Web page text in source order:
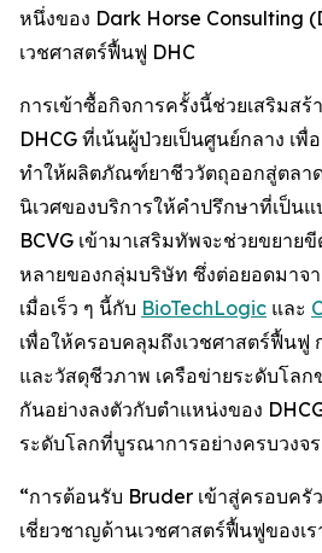
หนึ่งของ Dark Horse Consulting
เวชศาสตร์ฟื้นฟู DHC
การเข้าซื้อกิจการครั้งนี้ช่วยเสริมส
DHCG ที่เน้นผู้ป่วยเป็นศูนย์กลาง เ
ทำให้ผลิตภัณฑ์ยาชีววัตถุออกสู่ตลาด
นิเวศของบริการให้คำปรึกษาที่เป็น
BCVG เข้ามาเสริมทัพจะช่วยขยา
หลายของกลุ่มบริษัท ซึ่งต่อยอดมาจ
เมื่อเร็ว ๆ นี้กับ BioTechLogic และ
เพื่อให้ครอบคลุมถึงเวชศาสตร์ฟื้นฟู
และวัสดุชีวภาพ เครือข่ายระดับโล
กันอย่างลงตัวกับตำแหน่งของ
ระดับโลกที่บูรณาการอย่างครบวงจร
“การต้อนรับ Bruder เข้าสู่ครอบครั
เชี่ยวชาญด้านเวชศาสตร์ฟื้นฟูของเ